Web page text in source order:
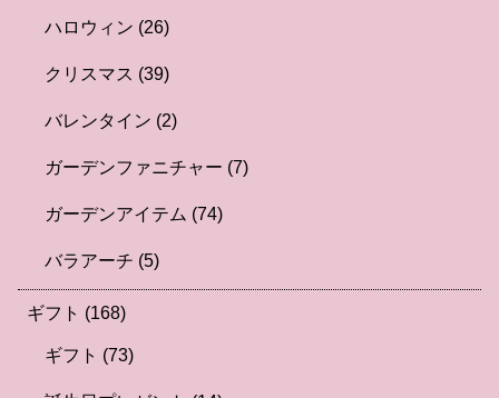
ハロウィン (26)
クリスマス (39)
バレンタイン (2)
ガーデンファニチャー (7)
ガーデンアイテム (74)
バラアーチ (5)
ギフト (168)
ギフト (73)